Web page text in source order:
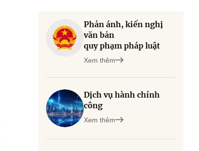
Phản ánh, kiến nghị
văn bản
quy phạm pháp luật
Xem thêm
Dịch vụ hành chính
công
Xem thêm